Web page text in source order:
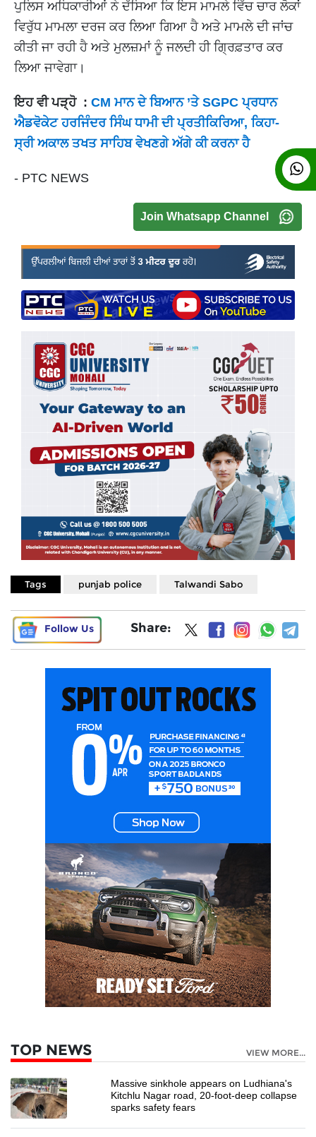
ਪੁਲਿਸ ਅਧਿਕਾਰੀਆਂ ਨੇ ਦੱਸਿਆ ਕਿ ਇਸ ਮਾਮਲੇ ਵਿੱਚ ਚਾਰ ਲੋਕਾਂ
ਵਿਰੁੱਧ ਮਾਮਲਾ ਦਰਜ ਕਰ ਲਿਆ ਗਿਆ ਹੈ ਅਤੇ ਮਾਮਲੇ ਦੀ ਜਾਂਚ
ਕੀਤੀ ਜਾ ਰਹੀ ਹੈ ਅਤੇ ਮੁਲਜ਼ਮਾਂ ਨੂੰ ਜਲਦੀ ਹੀ ਗ੍ਰਿਫ਼ਤਾਰ ਕਰ
ਲਿਆ ਜਾਵੇਗਾ।
ਇਹ ਵੀ ਪੜ੍ਹੋ : CM ਮਾਨ ਦੇ ਬਿਆਨ ’ਤੇ SGPC ਪ੍ਰਧਾਨ
ਐਡਵੋਕੇਟ ਹਰਜਿੰਦਰ ਸਿੰਘ ਧਾਮੀ ਦੀ ਪ੍ਰਤੀਕਿਰਿਆ, ਕਿਹਾ-
ਸ੍ਰੀ ਅਕਾਲ ਤਖਤ ਸਾਹਿਬ ਵੇਖਣਗੇ ਅੱਗੇ ਕੀ ਕਰਨਾ ਹੈ
- PTC NEWS
Join Whatsapp Channel
Tags punjab police Talwandi Sabo
Follow Us Share:
TOP NEWS VIEW MORE...
Massive sinkhole appears on Ludhiana's
Kitchlu Nagar road, 20-foot-deep collapse
sparks safety fears